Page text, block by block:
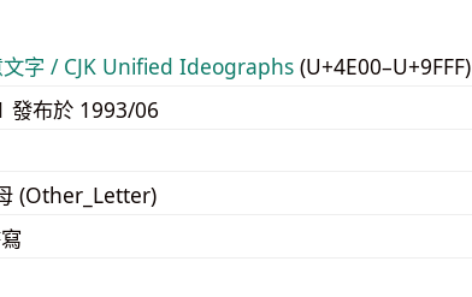
文字 / CJK Unified Ideographs (U+4E00–U+9FFF)
發布於 1993/06
(Other_Letter)